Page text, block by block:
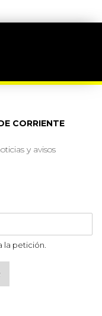
CORRIENTE
y avisos
la petición.